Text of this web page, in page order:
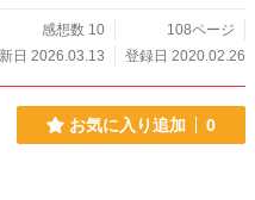
感想数 10
108ページ
日 2026.03.13
登録日 2020.02.26
お気に入り追加 0